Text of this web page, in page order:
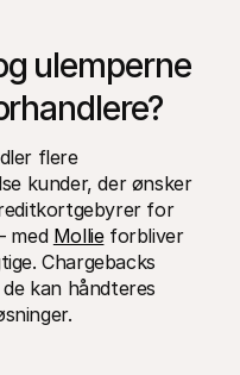
ulemperne
flere
kunder, der ønsker
for
med Mollie forbliver
Chargebacks
kan håndteres